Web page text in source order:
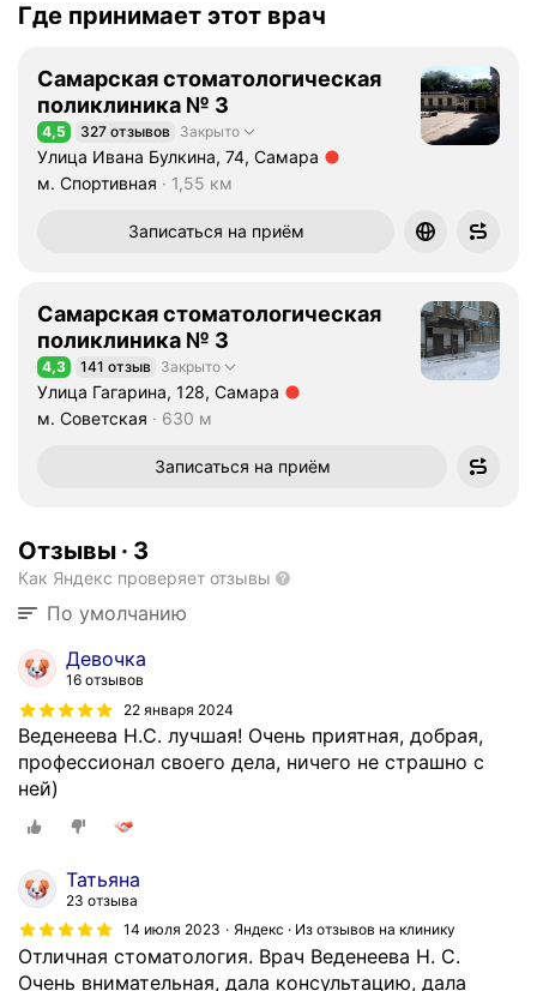
Где принимает этот врач
Самарская стоматологическая
поликлиника № 3
Рейтинг 4,5 из 5
4,5 327 отзывов Закрыто
Улица Ивана Булкина, 74, Самара
Метро м. Спортивная Расстояние 1,55 км
м. Спортивная 1,55 км
Записаться на приём
Самарская стоматологическая
поликлиника № 3
Рейтинг 4,3 из 5
4,3 141 отзыв Закрыто
Улица Гагарина, 128, Самара
Метро м. Советская Расстояние 630 м
м. Советская 630 м
Записаться на приём
Отзывы · 3
Как Яндекс проверяет отзывы
По умолчанию
Девочка
16 отзывов
22 января 2024
Веденеева Н.С. лучшая! Очень приятная, добрая,
профессионал своего дела, ничего не страшно с
ней)
Татьяна
23 отзыва
14 июля 2023
Яндекс · Из отзывов на клинику
Отличная стоматология. Врач Веденеева Н. С.
Очень внимательная, дала консультацию, дала